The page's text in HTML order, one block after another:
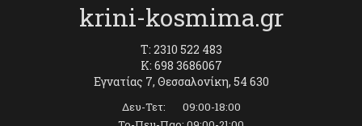
krini-kosmima.gr
T: 2310 522 483
K: 698 3686067
Εγνατίας 7, Θεσσαλονίκη, 54 630
Δευ-Τετ: 09:00-18:00